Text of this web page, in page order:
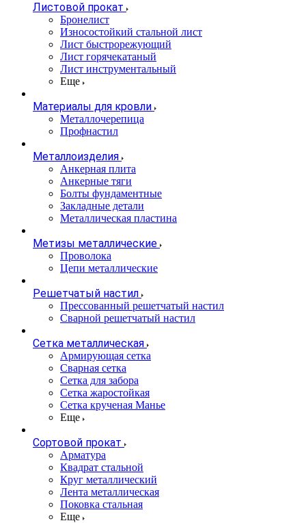
Листовой прокат
Бронелист
Износостойкий стальной лист
Лист быстрорежующий
Лист горячекатаный
Лист инструментальный
Еще
Материалы для кровли
Металлочерепица
Профнастил
Металлоизделия
Анкерная плита
Анкерные тяги
Болты фундаментные
Закладные детали
Металлическая пластина
Метизы металлические
Проволока
Цепи металлические
Решетчатый настил
Прессованный решетчатый настил
Сварной решетчатый настил
Сетка металлическая
Армирующая сетка
Сварная сетка
Сетка для забора
Сетка жаростойкая
Сетка крученая Манье
Еще
Сортовой прокат
Арматура
Квадрат стальной
Круг металлический
Лента металлическая
Поковка стальная
Еще